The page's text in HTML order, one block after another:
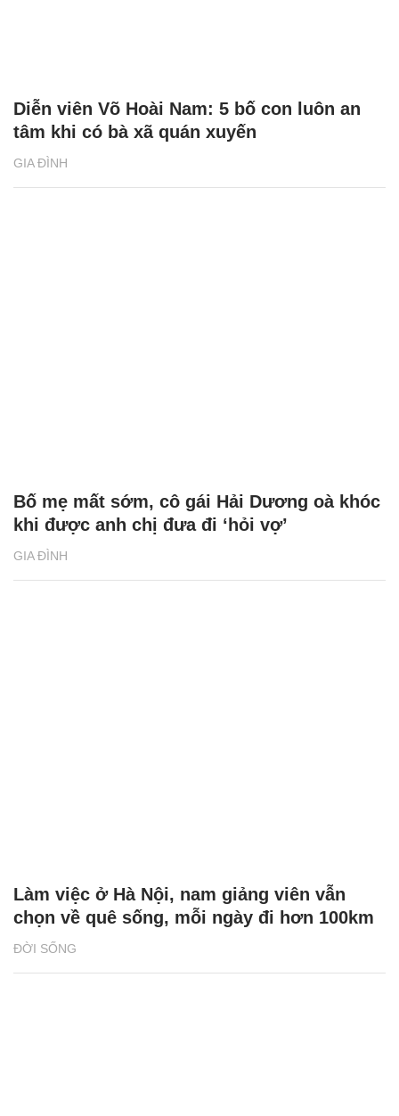
GIA ĐÌNH
Diễn viên Võ Hoài Nam: 5 bố con luôn an
tâm khi có bà xã quán xuyến
GIA ĐÌNH
Bố mẹ mất sớm, cô gái Hải Dương oà khóc
khi được anh chị đưa đi ‘hỏi vợ’
ĐỜI SỐNG
Làm việc ở Hà Nội, nam giảng viên vẫn
chọn về quê sống, mỗi ngày đi hơn 100km